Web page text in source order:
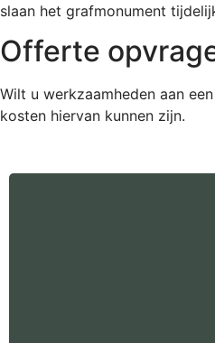
slaan het grafmonument
Offerte
Wilt u werkzaamheden aan
kosten hiervan kunnen zijn.